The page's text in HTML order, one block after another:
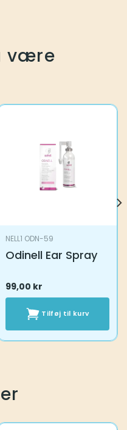
være
NELL1 ODN-59
Odinell Ear Spray
99,00 kr
Tilføj til kurv